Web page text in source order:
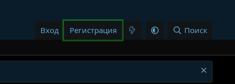
Вход Регистрация Поиск